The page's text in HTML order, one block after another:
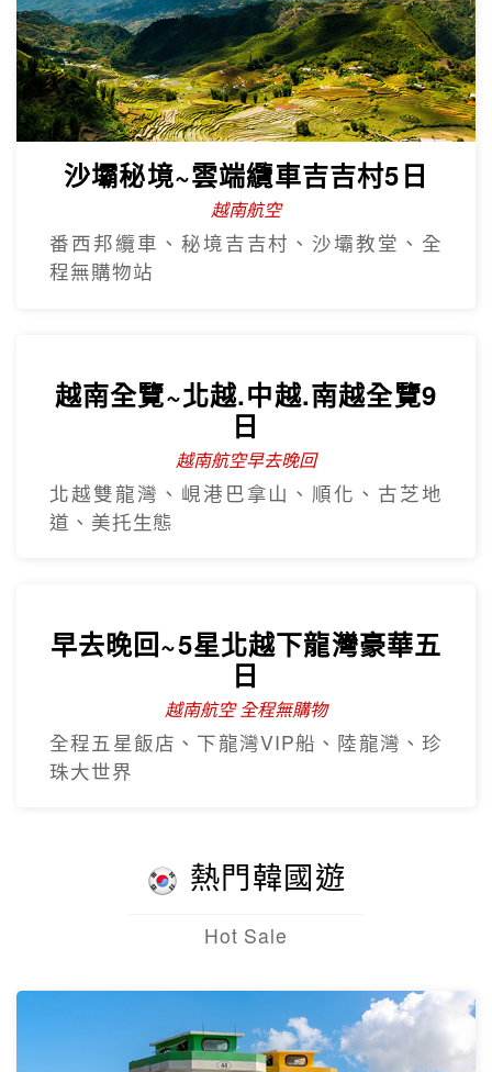
沙壩秘境~雲端纜車吉吉村5日
越南航空
番西邦纜車、秘境吉吉村、沙壩教堂、全
程無購物站
越南全覽~北越.中越.南越全覽9
日
越南航空早去晚回
北越雙龍灣、峴港巴拿山、順化、古芝地
道、美托生態
早去晚回~5星北越下龍灣豪華五
日
越南航空 全程無購物
全程五星飯店、下龍灣VIP船、陸龍灣、珍
珠大世界
熱門韓國遊
Hot Sale